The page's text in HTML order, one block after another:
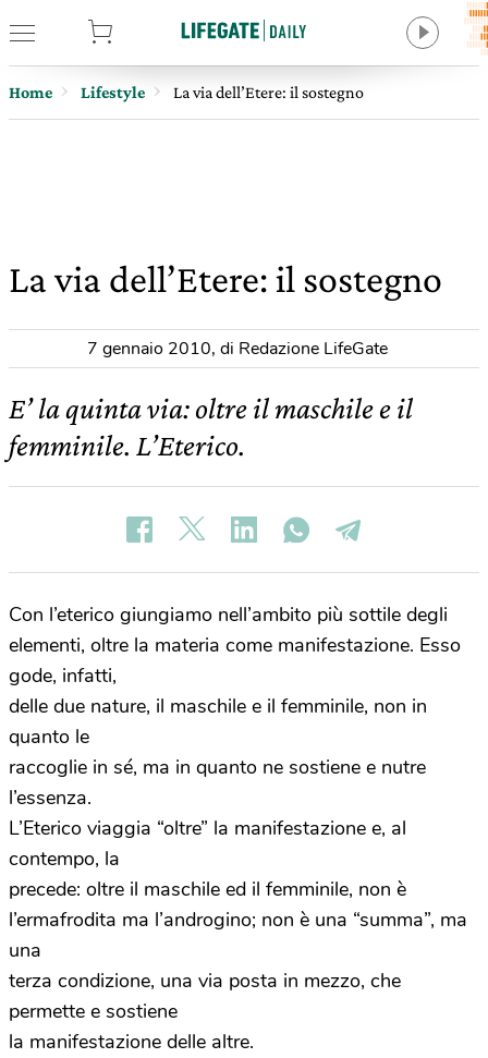
Home Lifestyle La via dell’Etere: il sostegno
La via dell’Etere: il sostegno
7 gennaio 2010, di Redazione LifeGate
E’ la quinta via: oltre il maschile e il
femminile. L’Eterico.
Con l’eterico giungiamo nell’ambito più sottile degli
elementi, oltre la materia come manifestazione. Esso
gode, infatti,
delle due nature, il maschile e il femminile, non in
quanto le
raccoglie in sé, ma in quanto ne sostiene e nutre
l’essenza.
L’Eterico viaggia “oltre” la manifestazione e, al
contempo, la
precede: oltre il maschile ed il femminile, non è
l’ermafrodita ma l’androgino; non è una “summa”, ma
una
terza condizione, una via posta in mezzo, che
permette e sostiene
la manifestazione delle altre.